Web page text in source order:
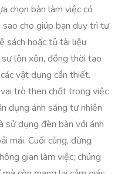
chọn bàn làm việc có
cho giúp bạn duy trì tư
sách hoặc tủ tài liệu
lộn xộn, đồng thời tạo
vật dụng cần thiết.
trò then chốt trong việc
dụng ánh sáng tự nhiên
sử dụng đèn bàn với ánh
mái. Cuối cùng, đừng
gian làm việc; chúng